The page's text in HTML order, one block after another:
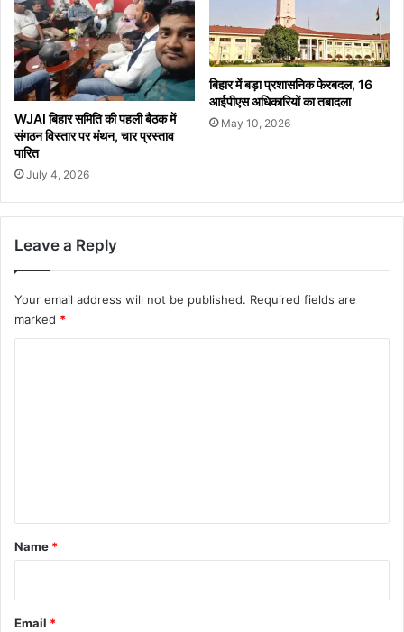
WJAI बिहार समिति की पहली बैठक में
संगठन विस्तार पर मंथन, चार प्रस्ताव
पारित
July 4, 2026
बिहार में बड़ा प्रशासनिक फेरबदल, 16
आईपीएस अधिकारियों का तबादला
May 10, 2026
Leave a Reply
Your email address will not be published. Required fields are
marked *
*
Name *
Email *